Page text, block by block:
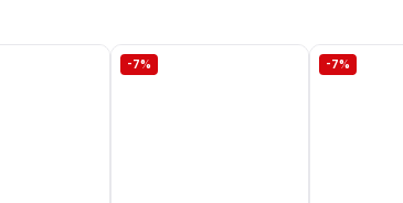
-7% -7%